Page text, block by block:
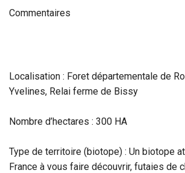
Commentaires
Localisation : Foret départementale de
Yvelines, Relai ferme de Bissy
Nombre d’hectares : 300 HA
Type de territoire (biotope) : Un biotope
France à vous faire découvrir, futaies de